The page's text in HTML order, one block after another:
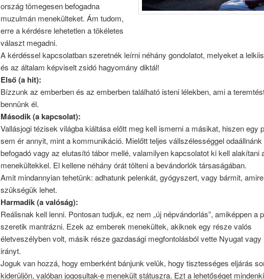
ország tömegesen befogadna
muzulmán menekülteket. Ám tudom,
erre a kérdésre lehetetlen a tökéletes
választ megadni.
A kérdéssel kapcsolatban szeretnék leírni néhány gondolatot, melyeket a
és az általam képviselt zsidó hagyomány diktál!
Első (a hit):
Bízzunk az emberben és az emberben található isteni lélekben, ami a
bennünk él.
Második (a kapcsolat):
Vallásjogi tézisek világba kiáltása előtt meg kell ismerni a másikat, hiszen egy
sem ér annyit, mint a kommunikáció. Mielőtt teljes vállszélességgel odaállnánk
befogadó vagy az elutasító tábor mellé, valamilyen kapcsolatot ki kell alakítani
menekültekkel. El kellene néhány órát tölteni a bevándorlók társaságában.
Amit mindannyian tehetünk: adhatunk pelenkát, gyógyszert, vagy bármit, amire
szükségük lehet.
Harmadik (a valóság):
Reálisnak kell lenni. Pontosan tudjuk, ez nem „új népvándorlás”, amiképpen a
szeretik mantrázni. Ezek az emberek menekültek, akiknek egy része valós
életveszélyben volt, másik része gazdasági megfontolásból vette Nyugat vagy
irányt.
Joguk van hozzá, hogy emberként bánjunk velük, hogy tisztességes eljárás
kiderüljön, valóban jogosultak-e menekült státuszra. Ezt a lehetőséget